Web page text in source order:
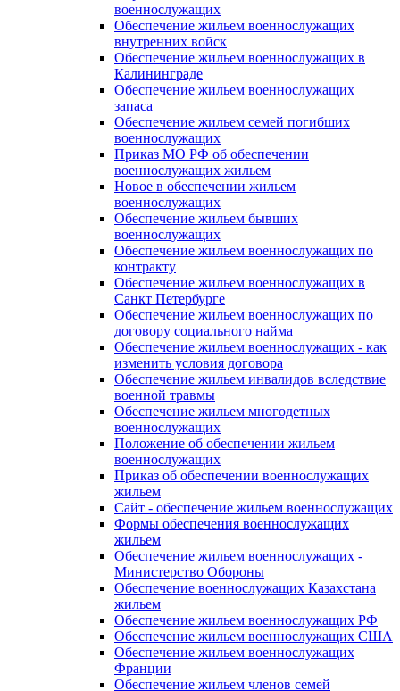
военнослужащих
Обеспечение жильем военнослужащих
внутренних войск
Обеспечение жильем военнослужащих в
Калининграде
Обеспечение жильем военнослужащих
запаса
Обеспечение жильем семей погибших
военнослужащих
Приказ МО РФ об обеспечении
военнослужащих жильем
Новое в обеспечении жильем
военнослужащих
Обеспечение жильем бывших
военнослужащих
Обеспечение жильем военнослужащих по
контракту
Обеспечение жильем военнослужащих в
Санкт Петербурге
Обеспечение жильем военнослужащих по
договору социального найма
Обеспечение жильем военнослужащих - как
изменить условия договора
Обеспечение жильем инвалидов вследствие
военной травмы
Обеспечение жильем многодетных
военнослужащих
Положение об обеспечении жильем
военнослужащих
Приказ об обеспечении военнослужащих
жильем
Сайт - обеспечение жильем военнослужащих
Формы обеспечения военнослужащих
жильем
Обеспечение жильем военнослужащих -
Министерство Обороны
Обеспечение военнослужащих Казахстана
жильем
Обеспечение жильем военнослужащих РФ
Обеспечение жильем военнослужащих США
Обеспечение жильем военнослужащих
Франции
Обеспечение жильем членов семей